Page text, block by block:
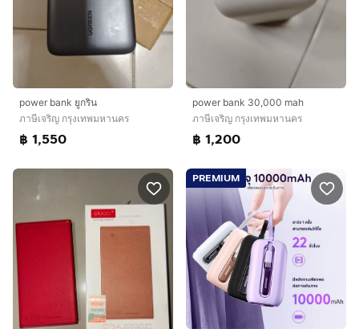
power bank ยูกริน
ภาษีเจริญ กรุงเทพมหานคร
฿ 1,550
power bank 30,000 mah
ภาษีเจริญ กรุงเทพมหานคร
฿ 1,200
PREMIUM